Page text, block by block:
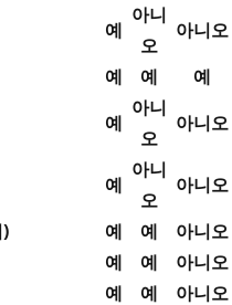
예
아니
오
아니오
예 예
예
예
아니
오
아니오
예
아니
오
아니오
예 예
아니오
예 예
아니오
예 예 아니오